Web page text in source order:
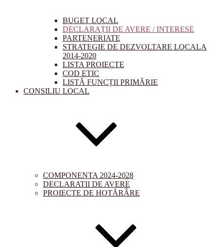
BUGET LOCAL
DECLARAȚII DE AVERE / INTERESE
PARTENERIATE
STRATEGIE DE DEZVOLTARE LOCALA
2014-2020
LISTA PROIECTE
COD ETIC
LISTĂ FUNCȚII PRIMĂRIE
CONSILIU LOCAL
COMPONENTA 2024-2028
DECLARATII DE AVERE
PROIECTE DE HOTĂRÂRE